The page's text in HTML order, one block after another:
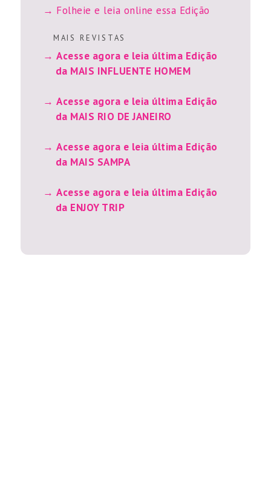
Folheie e leia online essa Edição
M A I S R E V I S T A S
Acesse agora e leia última Edição
da MAIS INFLUENTE HOMEM
Acesse agora e leia última Edição
da MAIS RIO DE JANEIRO
Acesse agora e leia última Edição
da MAIS SAMPA
Acesse agora e leia última Edição
da ENJOY TRIP